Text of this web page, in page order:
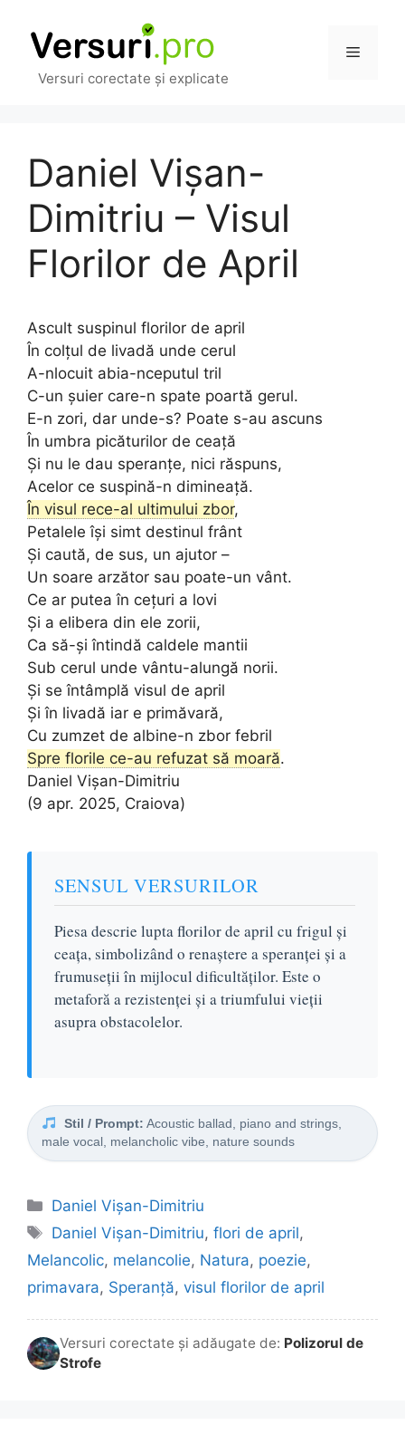
conținut
Versuri corectate și explicate
Meniu
Daniel Vişan-
Dimitriu – Visul
Florilor de April
Ascult suspinul florilor de april
În colțul de livadă unde cerul
A-nlocuit abia-nceputul tril
C-un șuier care-n spate poartă gerul.
E-n zori, dar unde-s? Poate s-au ascuns
În umbra picăturilor de ceață
Și nu le dau speranțe, nici răspuns,
Acelor ce suspină-n dimineață.
În visul rece-al ultimului zbor,
Petalele își simt destinul frânt
Și caută, de sus, un ajutor –
Un soare arzător sau poate-un vânt.
Ce ar putea în cețuri a lovi
Și a elibera din ele zorii,
Ca să-și întindă caldele mantii
Sub cerul unde vântu-alungă norii.
Și se întâmplă visul de april
Și în livadă iar e primăvară,
Cu zumzet de albine-n zbor febril
Spre florile ce-au refuzat să moară.
Daniel Vișan-Dimitriu
(9 apr. 2025, Craiova)
SENSUL VERSURILOR
Piesa descrie lupta florilor de april cu frigul și
ceața, simbolizând o renaștere a speranței și a
frumuseții în mijlocul dificultăților. Este o
metaforă a rezistenței și a triumfului vieții
asupra obstacolelor.
Stil / Prompt: Acoustic ballad, piano and strings,
male vocal, melancholic vibe, nature sounds
Categorii
Daniel Vişan-Dimitriu
Etichete
Daniel Vișan-Dimitriu,flori de april,
Melancolic, melancolie, Natura, poezie,
primavara, Speranță, visul florilor de april
Versuri corectate și adăugate de: Polizorul de
Strofe